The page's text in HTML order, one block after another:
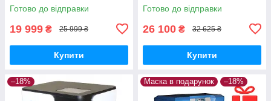
Готово до відправки
19 999 ₴ 25 999 ₴
Купити
Y007C-5W
Готово до відправки
26 100 ₴ 32 625 ₴
Купити
–18% Маска в подарунок –18%